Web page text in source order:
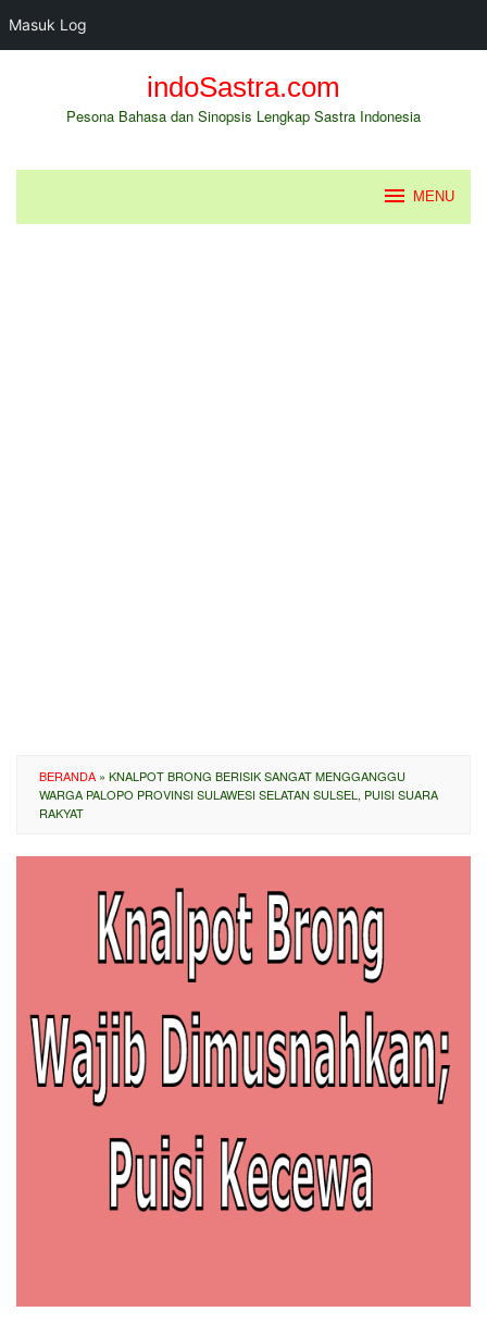
Masuk Log
indoSastra.com
Pesona Bahasa dan Sinopsis Lengkap Sastra Indonesia
MENU
BERANDA » KNALPOT BRONG BERISIK SANGAT MENGGANGGU
WARGA PALOPO PROVINSI SULAWESI SELATAN SULSEL, PUISI SUARA
RAKYAT